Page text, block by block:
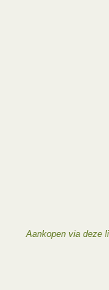
Aankopen via deze